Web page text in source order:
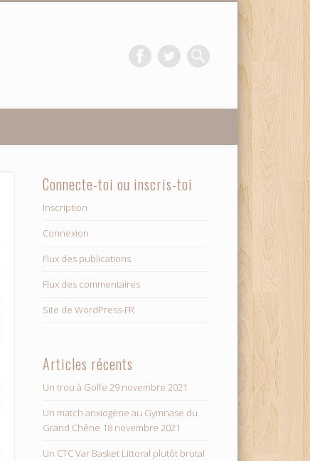
Connecte-toi ou inscris-toi
Inscription
Connexion
Flux des publications
Flux des commentaires
Site de WordPress-FR
Articles récents
Un trou à Golfe 29 novembre 2021
Un match anxiogène au Gymnase du
Grand Chêne 18 novembre 2021
Un CTC Var Basket Littoral plutôt brutal